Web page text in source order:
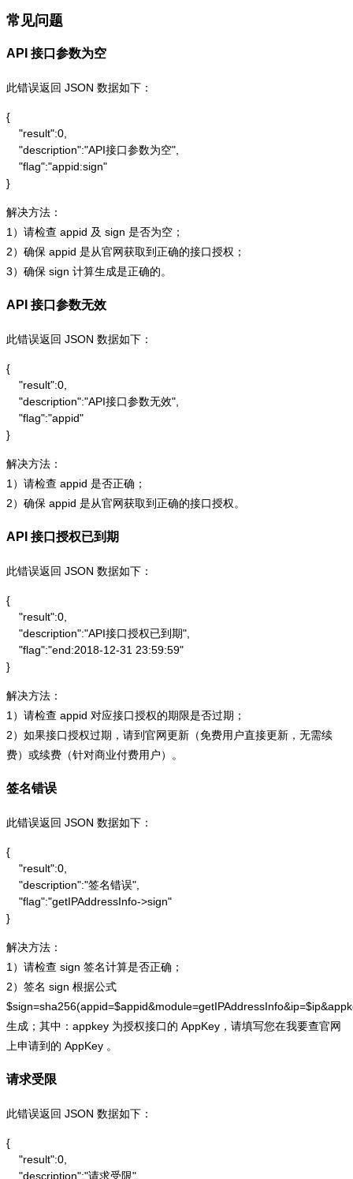
常见问题
API 接口参数为空
此错误返回 JSON 数据如下：
{
    "result":0,
    "description":"API接口参数为空",
    "flag":"appid:sign"
}
解决方法：
1）请检查 appid 及 sign 是否为空；
2）确保 appid 是从官网获取到正确的接口授权；
3）确保 sign 计算生成是正确的。
API 接口参数无效
此错误返回 JSON 数据如下：
{
    "result":0,
    "description":"API接口参数无效",
    "flag":"appid"
}
解决方法：
1）请检查 appid 是否正确；
2）确保 appid 是从官网获取到正确的接口授权。
API 接口授权已到期
此错误返回 JSON 数据如下：
{
    "result":0,
    "description":"API接口授权已到期",
    "flag":"end:2018-12-31 23:59:59"
}
解决方法：
1）请检查 appid 对应接口授权的期限是否过期；
2）如果接口授权过期，请到官网更新（免费用户直接更新，无需续
费）或续费（针对商业付费用户）。
签名错误
此错误返回 JSON 数据如下：
{
    "result":0,
    "description":"签名错误",
    "flag":"getIPAddressInfo->sign"
}
解决方法：
1）请检查 sign 签名计算是否正确；
2）签名 sign 根据公式
生成；其中：appkey 为授权接口的 AppKey，请填写您在我要查官网
上申请到的 AppKey 。
请求受限
此错误返回 JSON 数据如下：
{
    "result":0,
    "description":"请求受限",